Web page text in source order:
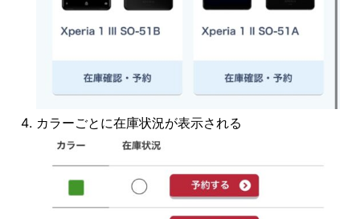
カラーごとに在庫状況が表示される